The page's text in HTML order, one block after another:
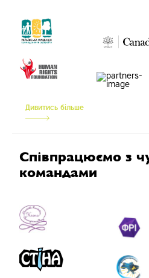
Дивитись більше
Співпрацюємо з
командами